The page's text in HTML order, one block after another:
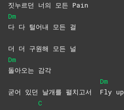
짓누르던 너의 모든 Pain
Dm
다 다 털어내 모든 걸
더 더 구원해 모든 널
Dm
돌아오는 감각
굳어 있던 날개를 펼치고서
Dm
Fly up
C